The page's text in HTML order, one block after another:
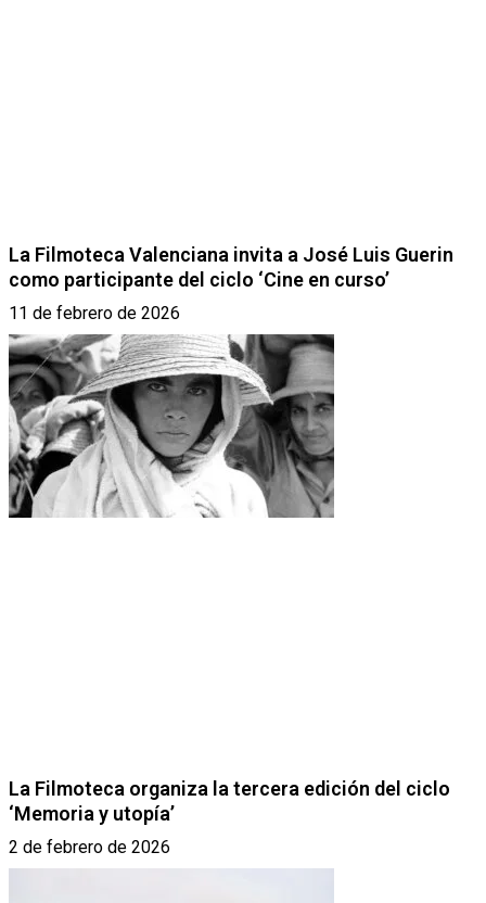
La Filmoteca Valenciana invita a José Luis Guerin
como participante del ciclo ‘Cine en curso’
11 de febrero de 2026
La Filmoteca organiza la tercera edición del ciclo
‘Memoria y utopía’
2 de febrero de 2026